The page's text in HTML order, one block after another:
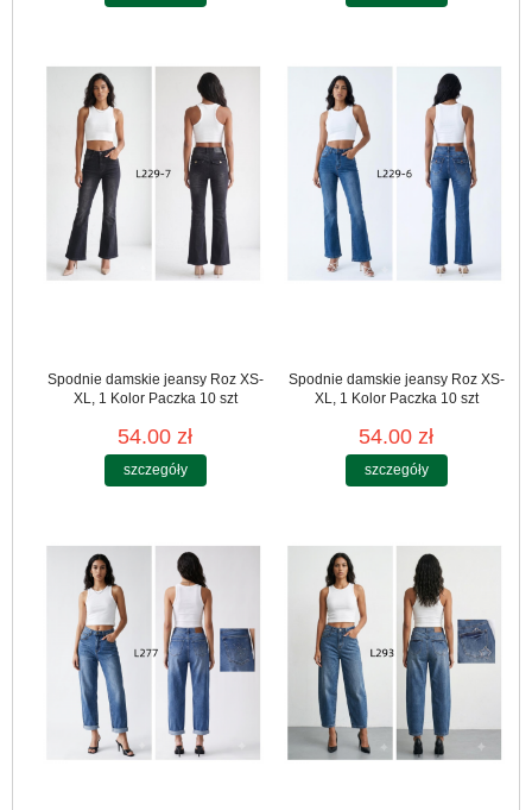
Spodnie damskie jeansy Roz XS-
XL, 1 Kolor Paczka 10 szt
54.00 zł
szczegóły
Spodnie damskie jeansy Roz XS-
XL, 1 Kolor Paczka 10 szt
54.00 zł
szczegóły